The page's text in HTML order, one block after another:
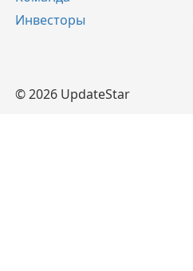
Инвесторы
© 2026 UpdateStar